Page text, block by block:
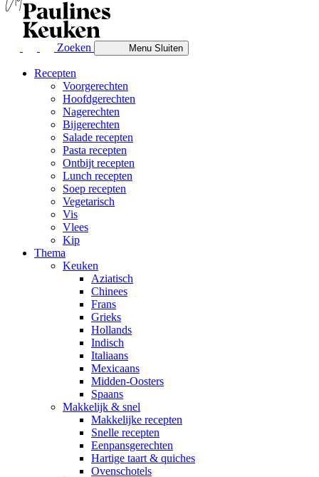
Zoeken MenuSluiten
Recepten
Voorgerechten
Hoofdgerechten
Nagerechten
Bijgerechten
Salade recepten
Pasta recepten
Ontbijt recepten
Lunch recepten
Soep recepten
Vegetarisch
Vis
Vlees
Kip
Thema
Keuken
Aziatisch
Chinees
Frans
Grieks
Hollands
Indisch
Italiaans
Mexicaans
Midden-Oosters
Spaans
Makkelijk & snel
Makkelijke recepten
Snelle recepten
Eenpansgerechten
Hartige taart & quiches
Ovenschotels